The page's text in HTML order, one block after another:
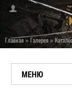
Главная»Галерея»Каталог
МЕНЮ